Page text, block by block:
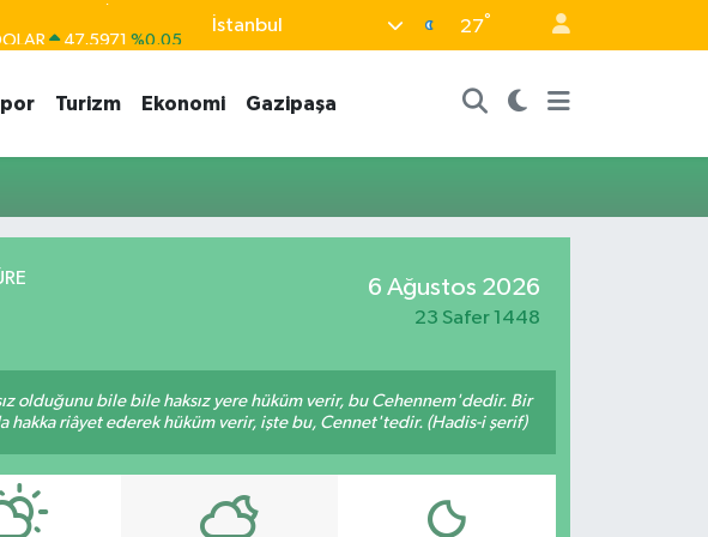
64,2534 %0.22
6527.85 %0.54
64.927,78 %1.32
İstanbul 27°
Turizm Ekonomi Gazipaşa
6 Ağustos 2026
23 Safer 1448
olduğunu bile bile haksız yere hüküm verir, bu Cehennem'dedir. Bir
hakka riâyet ederek hüküm verir, işte bu, Cennet'tedir. (Hadis-i şerif)